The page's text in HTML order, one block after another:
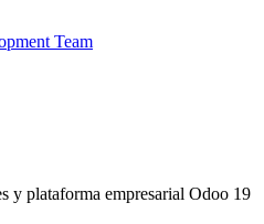
Team
y plataforma empresarial Odoo 19